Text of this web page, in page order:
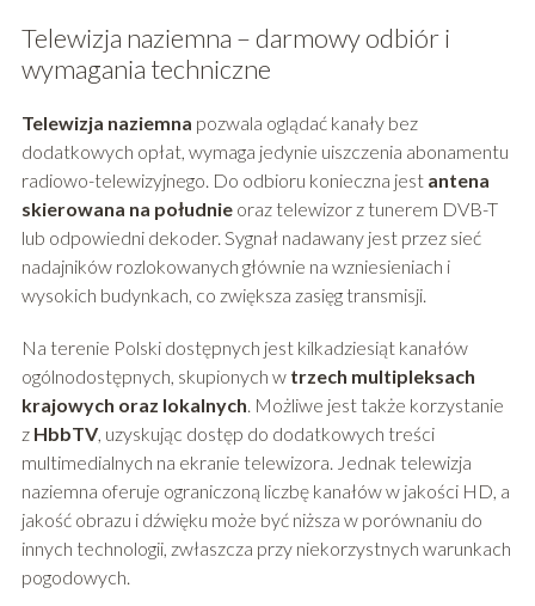
Telewizja naziemna – darmowy odbiór i
wymagania techniczne
Telewizja naziemna pozwala oglądać kanały bez
dodatkowych opłat, wymaga jedynie uiszczenia abonamentu
radiowo-telewizyjnego. Do odbioru konieczna jest antena
skierowana na południeoraz telewizor z tunerem DVB-T
lub odpowiedni dekoder. Sygnał nadawany jest przez sieć
nadajników rozlokowanych głównie na wzniesieniach i
wysokich budynkach, co zwiększa zasięg transmisji.
Na terenie Polski dostępnych jest kilkadziesiąt kanałów
ogólnodostępnych, skupionych w trzech multipleksach
krajowych oraz lokalnych . Możliwe jest także korzystanie
z HbbTV, uzyskując dostęp do dodatkowych treści
multimedialnych na ekranie telewizora. Jednak telewizja
naziemna oferuje ograniczoną liczbę kanałów w jakości HD, a
jakość obrazu i dźwięku może być niższa w porównaniu do
innych technologii, zwłaszcza przy niekorzystnych warunkach
pogodowych.